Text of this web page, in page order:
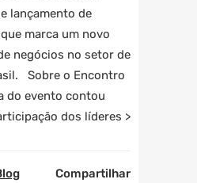
lançamento de
marca um novo
negócios no setor de
Sobre o Encontro
do evento contou
dos líderes >
Compartilhar